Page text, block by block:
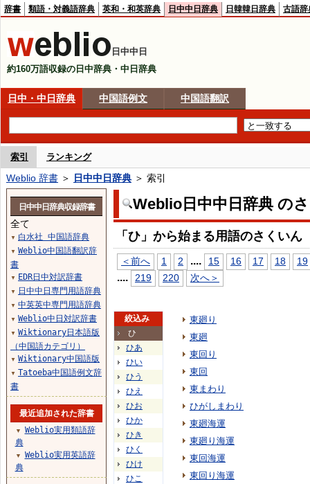
辞書 類語・対義語辞典 英和・和英辞典 日中中日辞典 日韓韓日辞典 古語辞
日中中日
約160万語収録の日中辞典・中日辞典
日中・中日辞典 中国語例文 中国語翻訳
索引 ランキング
Weblio 辞書 ＞ 日中中日辞典 ＞ 索引
Weblio日中中日辞典 の
「ひ」から始まる用語のさくいん
＜前へ 1 2 .... 15 16 17 18 19
.... 219 220 次へ＞
絞込み
ひ
ひあ
ひい
ひう
ひえ
ひお
ひか
ひき
ひく
ひけ
ひこ
東廻り
東廻
東回り
東回
東まわり
ひがしまわり
東廻海運
東廻り海運
東回海運
東回り海運
日中中日辞典収録辞書
全て
▼ 白水社 中国語辞典
▼ Weblio中国語翻訳辞
書
▼ EDR日中対訳辞書
▼ 日中中日専門用語辞典
▼ 中英英中専門用語辞典
▼ Weblio中日対訳辞書
▼ Wiktionary日本語版
（中国語カテゴリ）
▼ Wiktionary中国語版
▼ Tatoeba中国語例文辞
書
最近追加された辞書
▼
Weblio実用類語辞
典
▼
Weblio実用英語辞
典